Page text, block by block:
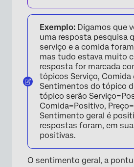
Exemplo: Digamos que
uma resposta pesquisa
serviço e a comida
mas tudo estava muito
resposta for marcada
tópicos Serviço, Comida
Sentimentos do tópico
tópico serão
Comida=Positivo,
Sentimento geral é
respostas foram, em
positivas.
O sentimento geral, a